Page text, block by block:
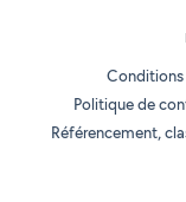
Conditions
Politique de
Référencement,